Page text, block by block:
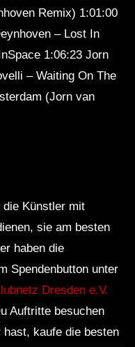
Remix) 1:01:00
– Lost In
1:06:23 Jorn
– Waiting On The
(Jorn van
die Künstler mit
sie am besten
haben die
Spendenbutton unter
Dresden e.V.
Auftritte besuchen
hast, kaufe die besten